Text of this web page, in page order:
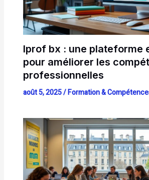
Iprof bx : une plateforme
pour améliorer les
professionnelles
août 5, 2025/Formation &